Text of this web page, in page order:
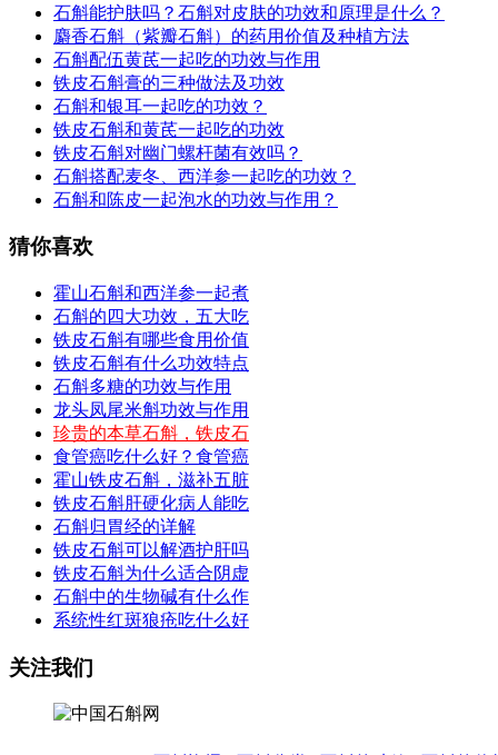
石斛能护肤吗？石斛对皮肤的功效和原理是什么？
麝香石斛（紫瓣石斛）的药用价值及种植方法
石斛配伍黄芪一起吃的功效与作用
铁皮石斛膏的三种做法及功效
石斛和银耳一起吃的功效？
铁皮石斛和黄芪一起吃的功效
铁皮石斛对幽门螺杆菌有效吗？
石斛搭配麦冬、西洋参一起吃的功效？
石斛和陈皮一起泡水的功效与作用？
猜你喜欢
霍山石斛和西洋参一起煮
石斛的四大功效，五大吃
铁皮石斛有哪些食用价值
铁皮石斛有什么功效特点
石斛多糖的功效与作用
龙头凤尾米斛功效与作用
珍贵的本草石斛，铁皮石
食管癌吃什么好？食管癌
霍山铁皮石斛，滋补五脏
铁皮石斛肝硬化病人能吃
石斛归胃经的详解
铁皮石斛可以解酒护肝吗
铁皮石斛为什么适合阴虚
石斛中的生物碱有什么作
系统性红斑狼疮吃什么好
关注我们